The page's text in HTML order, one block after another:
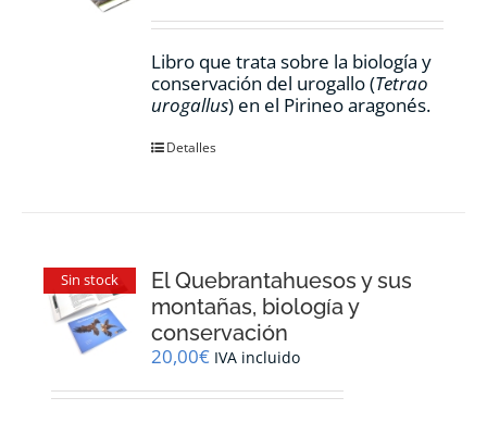
Libro que trata sobre la biología y
conservación del urogallo (Tetrao
urogallus) en el Pirineo aragonés.
Detalles
Sin stock
El Quebrantahuesos y sus
montañas, biología y
conservación
20,00€ IVA incluido